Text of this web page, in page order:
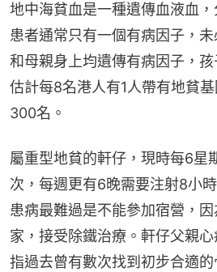
地中海貧血是一種遺傳血液血
患者通常只有一個有病因子，
和母親身上均遺傳有病因子，孩
估計每8名港人有1人帶有地貧
300名。
屬重型地貧的軒仔，現時每6星
次，每週更有6晚需要注射8小
患病最難過是不能參加宿營，
家，接受除鐵治療。軒仔父親
指過去曾有數次找到初步合適